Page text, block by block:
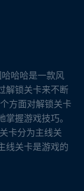
哈哈是一款风
解锁关卡来不断
方面对解锁关卡
握游戏技巧。
卡分为主线关
线关卡是游戏的